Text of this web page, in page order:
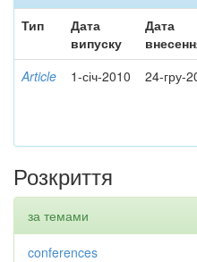
Тип
Дата
випуску
Дата
Article 1-січ-2010 24-гру-
Розкриття
за темами
conferences